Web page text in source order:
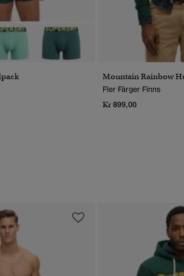
Mountain Rainbow
Fler Färger Finns
Kr 899,00